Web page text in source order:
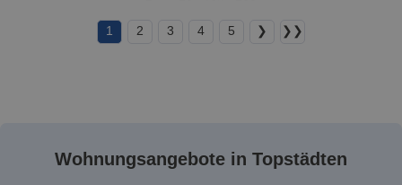
1 2 3 4 5 ❯ ❯❯
Wohnungsangebote in Topstädten